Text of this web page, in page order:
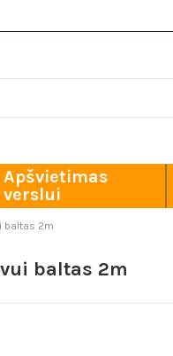
Apšvietimas
verslui
baltas 2m
baltas 2m